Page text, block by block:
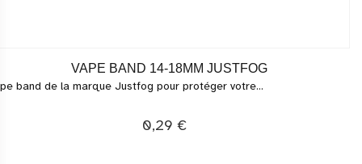
VAPE BAND 14-18MM JUSTFOG
band de la marque Justfog pour protéger votre...
0,29 €